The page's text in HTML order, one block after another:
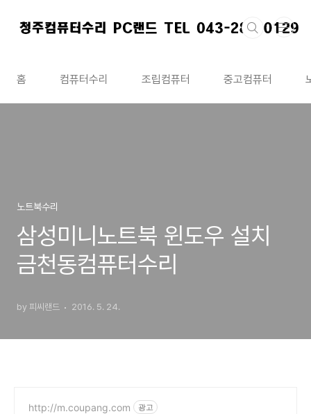
홈 컴퓨터수리 조립컴퓨터 중고컴퓨터
노트북수리
삼성미니노트북 윈도우 설치
금천동컴퓨터수리
by 피씨랜드 2016. 5. 24.
http://m.coupang.com 광고